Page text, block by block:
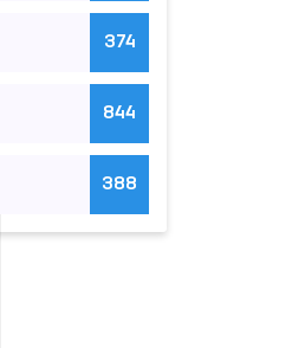
374
844
388